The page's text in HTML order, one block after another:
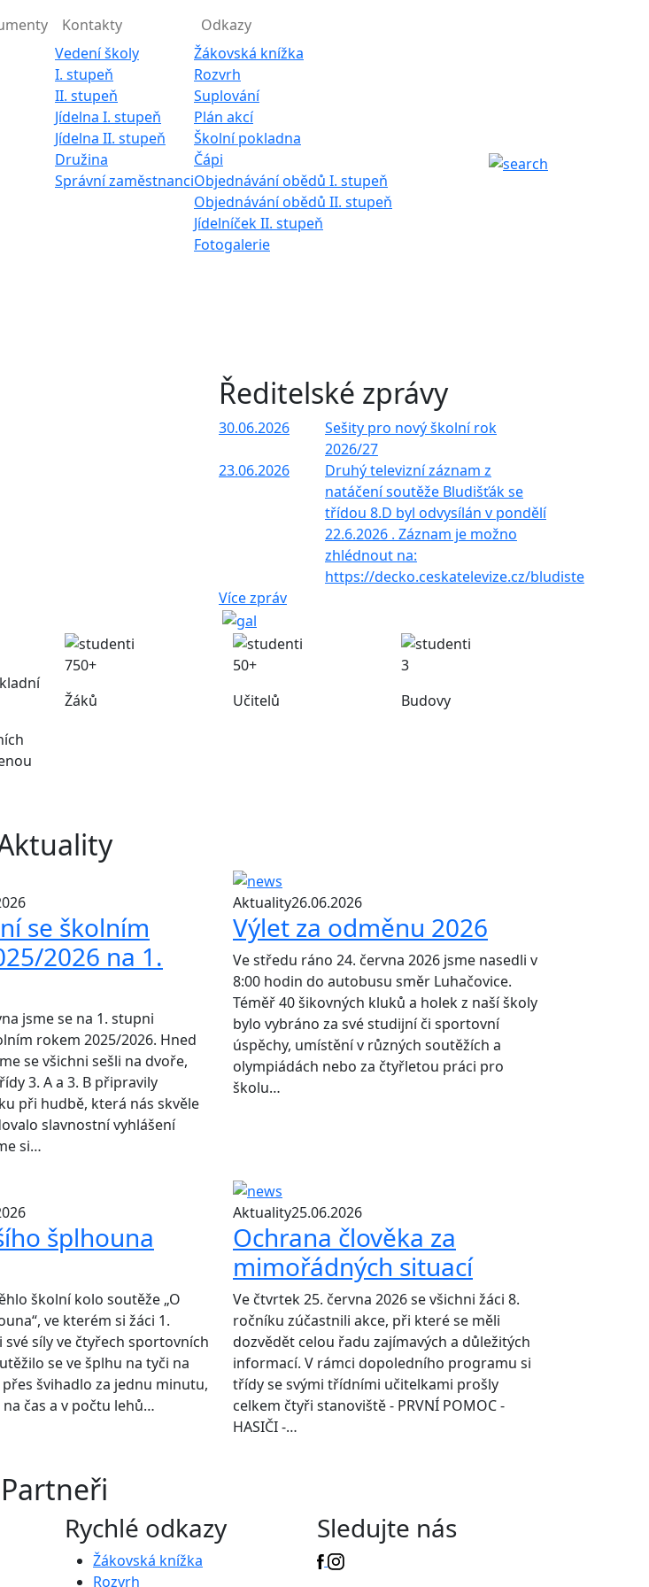
Kontakty
Vedení školy
I. stupeň
II. stupeň
Jídelna I. stupeň
Jídelna II. stupeň
Družina
Správní zaměstnanci
Odkazy
Žákovská knížka
Rozvrh
Suplování
Plán akcí
Školní pokladna
Čápi
Objednávání obědů I. stupeň
Objednávání obědů II. stupeň
Jídelníček II. stupeň
Fotogalerie
Ředitelské zprávy
30.06.2026
Sešity pro nový školní rok
2026/27
23.06.2026
Druhý televizní záznam z
natáčení soutěže Bludišťák se
třídou 8.D byl odvysílán v pondělí
22.6.2026 . Záznam je možno
zhlédnout na:
https://decko.ceskatelevize.cz/bludiste
Více zpráv
750+
Žáků
50+
Učitelů
3
Budovy
se školním
2026 na 1.
jsme se na 1. stupni
rokem 2025/2026. Hned
se všichni sešli na dvoře,
3. A a 3. B připravily
při hudbě, která nás skvěle
slavnostní vyhlášení
si…
Aktuality26.06.2026
Výlet za odměnu 2026
Ve středu ráno 24. června 2026 jsme nasedli v
8:00 hodin do autobusu směr Luhačovice.
Téměř 40 šikovných kluků a holek z naší školy
bylo vybráno za své studijní či sportovní
úspěchy, umístění v různých soutěžích a
olympiádách nebo za čtyřletou práci pro
školu…
šplhouna
školní kolo soutěže „O
ve kterém si žáci 1.
síly ve čtyřech sportovních
se ve šplhu na tyči na
švihadlo za jednu minutu,
čas a v počtu lehů…
Aktuality25.06.2026
Ochrana člověka za
mimořádných situací
Ve čtvrtek 25. června 2026 se všichni žáci 8.
ročníku zúčastnili akce, při které se měli
dozvědět celou řadu zajímavých a důležitých
informací. V rámci dopoledního programu si
třídy se svými třídními učitelkami prošly
celkem čtyři stanoviště - PRVNÍ POMOC -
HASIČI -…
Partneři
Rychlé odkazy
Žákovská knížka
Rozvrh
Sledujte nás